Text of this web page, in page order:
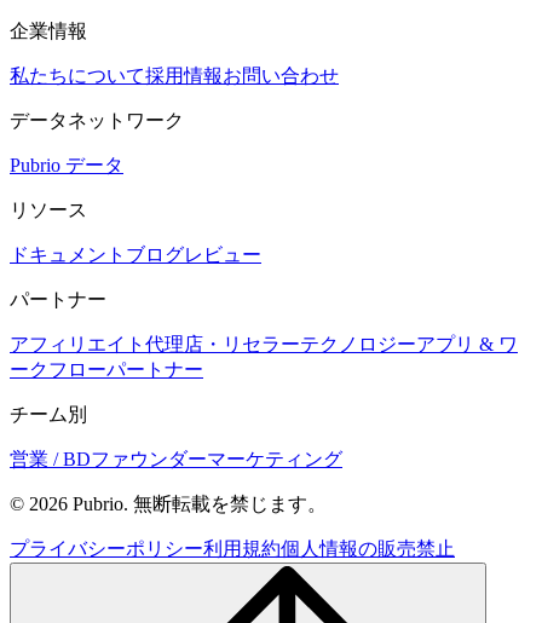
企業情報
私たちについて採用情報お問い合わせ
データネットワーク
Pubrio データ
リソース
ドキュメント ブログレビュー
パートナー
アフィリエイト 代理店・リセラーテクノロジーアプリ & ワ
ークフローパートナー
チーム別
営業 / BDファウンダーマーケティング
© 2026 Pubrio. 無断転載を禁じます。
プライバシーポリシー利用規約個人情報の販売禁止